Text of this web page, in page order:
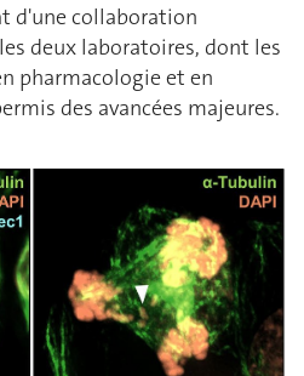
d'une collaboration
deux laboratoires, dont les
pharmacologie et en
des avancées majeures.